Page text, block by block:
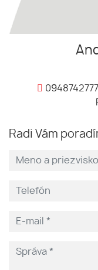
0948742777
Radi Vám